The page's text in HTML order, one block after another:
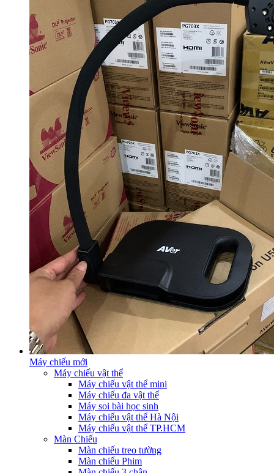
Máy chiếu mới
Máy chiếu vật thể
Máy chiếu vật thể mini
Máy chiếu đa vật thể
Máy soi bài học sinh
Máy chiếu vật thể Hà Nội
Máy chiếu vật thể TP.HCM
Màn Chiếu
Màn chiếu treo tường
Màn chiếu Phim